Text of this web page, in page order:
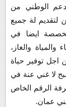
الوطني من
لتقديم لة جميع
ايضا في
والغاز،
اجل توفير حياة
لا غني عنة في
الرقم الخاص
عمان.